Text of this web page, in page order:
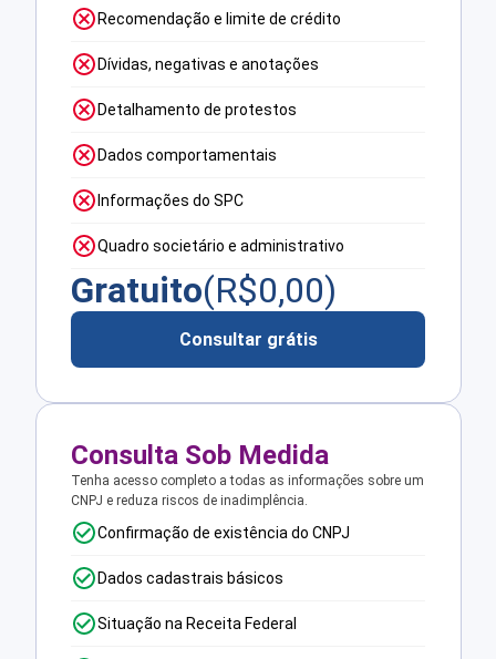
Recomendação e limite de crédito
Dívidas, negativas e anotações
Detalhamento de protestos
Dados comportamentais
Informações do SPC
Quadro societário e administrativo
Gratuito(R$0,00)
Consultar grátis
Consulta Sob Medida
Tenha acesso completo a todas as informações sobre um
CNPJ e reduza riscos de inadimplência.
Confirmação de existência do CNPJ
Dados cadastrais básicos
Situação na Receita Federal